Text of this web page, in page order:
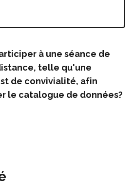
à une séance de
telle qu'une
de convivialité, afin
le catalogue de données?